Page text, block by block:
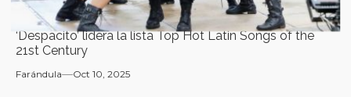
‘Despacito’ lidera la lista Top Hot Latin Songs of the
21st Century
Farándula Oct 10, 2025